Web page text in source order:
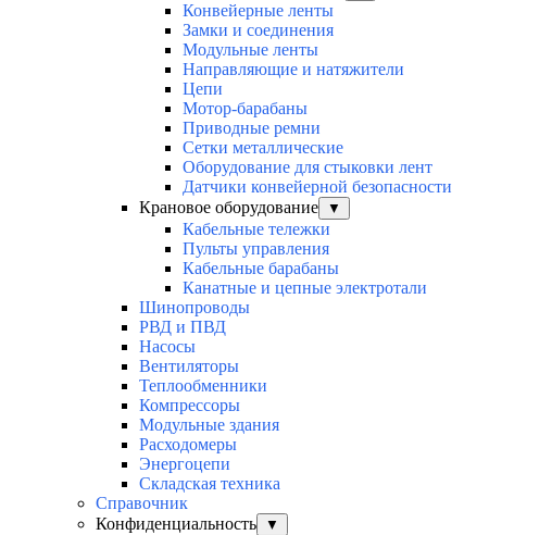
Конвейерные ленты
Замки и соединения
Модульные ленты
Направляющие и натяжители
Цепи
Мотор-барабаны
Приводные ремни
Сетки металлические
Оборудование для стыковки лент
Датчики конвейерной безопасности
Крановое оборудование
▼
Кабельные тележки
Пульты управления
Кабельные барабаны
Канатные и цепные электротали
Шинопроводы
РВД и ПВД
Насосы
Вентиляторы
Теплообменники
Компрессоры
Модульные здания
Расходомеры
Энергоцепи
Складская техника
Справочник
Конфиденциальность
▼